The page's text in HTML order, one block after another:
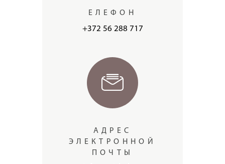
ЕЛЕФОН
+372 56 288 717
АДРЕС
ЭЛЕКТРОННОЙ
ПОЧТЫ